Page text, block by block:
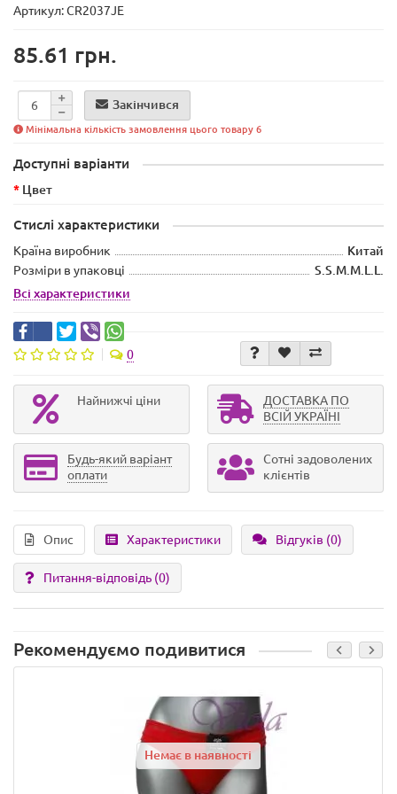
Артикул: CR2037JE
85.61 грн.
Закінчився
Мінімальна кількість замовлення цього товару 6
Доступні варіанти
Цвет
Стислі характеристики
Країна виробник
Китай
Розміри в упаковці
S.S.M.M.L.L.
Всі характеристики
0
Найнижчі ціни
ДОСТАВКА ПО
ВСІЙ УКРАЇНІ
Будь-який варіант
оплати
Сотні задоволених
клієнтів
Опис Характеристики Відгуків (0)
Питання-відповідь (0)
Рекомендуємо подивитися
Немає в наявності